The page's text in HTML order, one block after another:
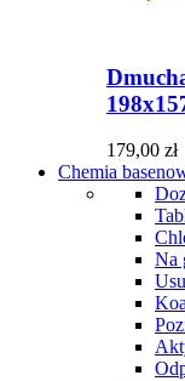
179,00 zł
Chemia
Na